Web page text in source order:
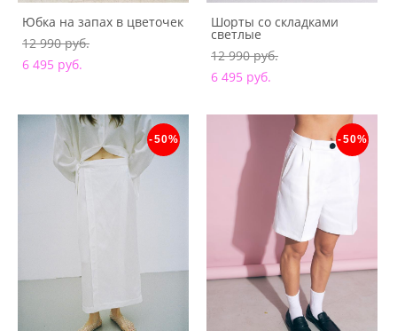
Юбка на запах в цветочек
12 990 pуб.
6 495 pуб.
Шорты со складками
светлые
12 990 pуб.
6 495 pуб.
-50% -50%